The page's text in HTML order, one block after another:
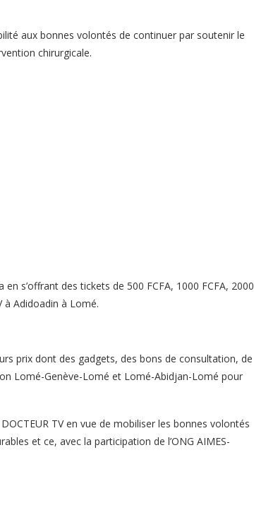
aux bonnes volontés de continuer par soutenir le
chirurgicale.
s’offrant des tickets de 500 FCFA, 1000 FCFA, 2000
à Adidoadin à Lomé.
prix dont des gadgets, des bons de consultation, de
Lomé-Genève-Lomé et Lomé-Abidjan-Lomé pour
TV en vue de mobiliser les bonnes volontés
et ce, avec la participation de l’ONG AIMES-